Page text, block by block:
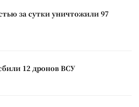
за сутки уничтожили 97
12 дронов ВСУ